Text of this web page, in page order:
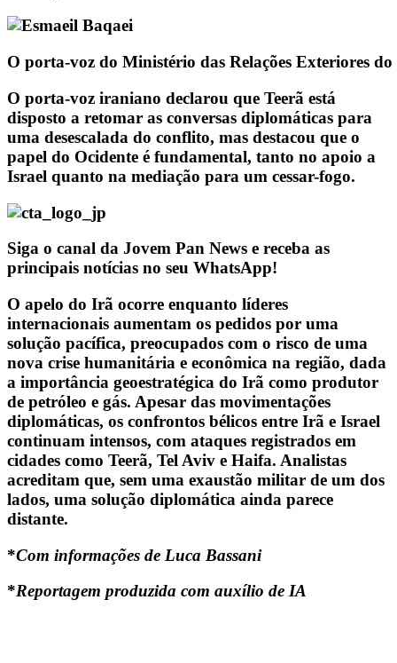
O porta-voz do Ministério das Relações Exteriores
O porta-voz iraniano declarou que Teerã está
disposto a retomar as conversas diplomáticas para
uma desescalada do conflito, mas destacou que o
papel do Ocidente é fundamental, tanto no apoio a
Israel quanto na mediação para um cessar-fogo.
Siga o canal da Jovem Pan News e receba as
principais notícias no seu WhatsApp!
O apelo do Irã ocorre enquanto líderes
internacionais aumentam os pedidos por uma
solução pacífica, preocupados com o risco de uma
nova crise humanitária e econômica na região, dada
a importância geoestratégica do Irã como produtor
de petróleo e gás. Apesar das movimentações
diplomáticas, os confrontos bélicos entre Irã e Israel
continuam intensos, com ataques registrados em
cidades como Teerã, Tel Aviv e Haifa. Analistas
acreditam que, sem uma exaustão militar de um dos
lados, uma solução diplomática ainda parece
distante.
*Com informações de Luca Bassani
*Reportagem produzida com auxílio de IA